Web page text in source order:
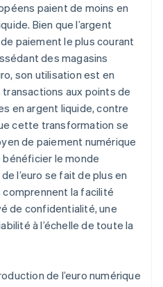
paient de moins en
Bien que l’argent
paiement le plus courant
des magasins
son utilisation est en
aux points de
en argent liquide, contre
cette transformation se
de paiement numérique
le monde
l’euro se fait de plus en
comprennent la facilité
de confidentialité, une
à l’échelle de toute la
de l’euro numérique